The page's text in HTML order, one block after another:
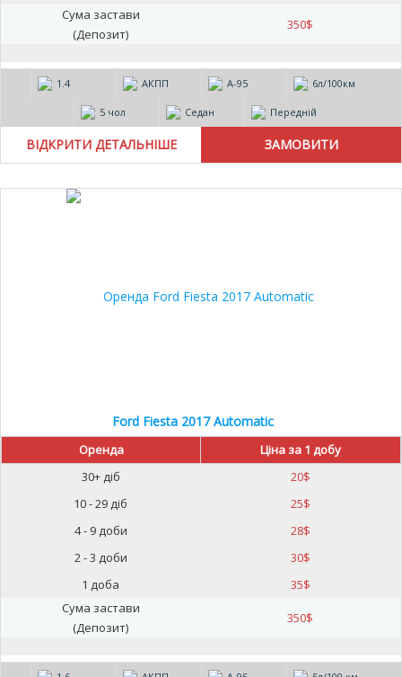
Сума застави
(Депозит)
350$
1.4 АКПП А-95 6л/100км
5 чол Седан Передній
ВІДКРИТИ ДЕТАЛЬНІШЕ
Ford Fiesta 2017 Automatic
Оренда
Ціна за 1 добу
30+ діб
20$
10 - 29 діб
25$
4 - 9 доби
28$
2 - 3 доби
30$
1 доба
35$
Сума застави
(Депозит)
350$